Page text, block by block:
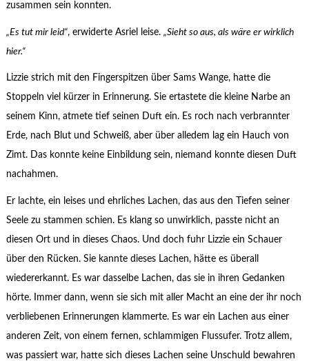
zusammen sein konnten.
„Es tut mir leid“, erwiderte Asriel leise. „Sieht so aus, als wäre er wirklich
hier.“
Lizzie strich mit den Fingerspitzen über Sams Wange, hatte die
Stoppeln viel kürzer in Erinnerung. Sie ertastete die kleine Narbe an
seinem Kinn, atmete tief seinen Duft ein. Es roch nach verbrannter
Erde, nach Blut und Schweiß, aber über alledem lag ein Hauch von
Zimt. Das konnte keine Einbildung sein, niemand konnte diesen Duft
nachahmen.
Er lachte, ein leises und ehrliches Lachen, das aus den Tiefen seiner
Seele zu stammen schien. Es klang so unwirklich, passte nicht an
diesen Ort und in dieses Chaos. Und doch fuhr Lizzie ein Schauer
über den Rücken. Sie kannte dieses Lachen, hätte es überall
wiedererkannt. Es war dasselbe Lachen, das sie in ihren Gedanken
hörte. Immer dann, wenn sie sich mit aller Macht an eine der ihr noch
verbliebenen Erinnerungen klammerte. Es war ein Lachen aus einer
anderen Zeit, von einem fernen, schlammigen Flussufer. Trotz allem,
was passiert war, hatte sich dieses Lachen seine Unschuld bewahren